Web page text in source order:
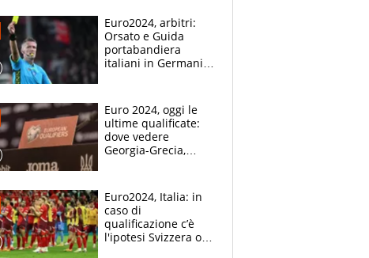
Euro2024, arbitri:
Orsato e Guida
portabandiera
italiani in Germania,
Euro 2024, oggi le
ultime qualificate:
dove vedere
Georgia-Grecia,
Euro2024, Italia: in
caso di
qualificazione c’è
l'ipotesi Svizzera o